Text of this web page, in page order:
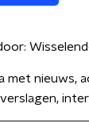
met nieuws,